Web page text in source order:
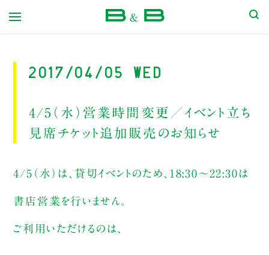
2017/04/05 Wed
4/5（水）営業時間変更／イベント立ち
見席チケット追加販売のお知らせ
4/5（水）は、貸切イベントのため、18:30〜22:30は
書店営業を行いません。
ご利用いただけるのは、